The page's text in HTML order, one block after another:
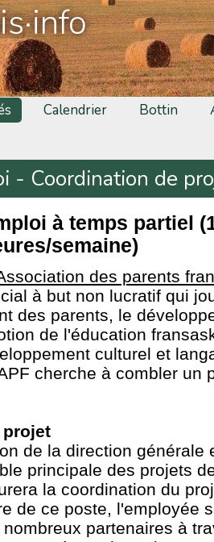
Calendrier Bottin
- Coordination de
à temps partiel
semaine)
des parents
à but non lucratif qui
des parents, le
de l'éducation
culturel et
cherche à combler un
de la direction générale
principale des projets
la coordination du
de ce poste, l'employée
partenaires à